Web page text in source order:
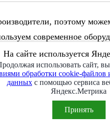
поэтому
современное
заказы. Мы не
в нужные
Сотрудничество
На сайте используется
использовать сайт,
обработки cookie-файлов
данныхс помощью сервиса
Яндекс.Метрика
Принять